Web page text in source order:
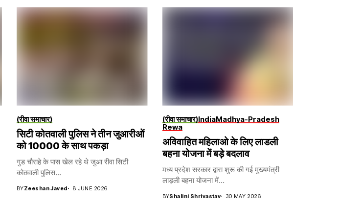
(रीवा समाचार)
सिटी कोतवाली पुलिस ने तीन जुआरीओं
को 10000 के साथ पकड़ा
गुड चौराहे के पास खेल रहे थे जुआ रीवा सिटी
कोतवाली पुलिस...
BYZeeshan Javed 8 JUNE 2026
(रीवा समाचार)IndiaMadhya-Pradesh
Rewa
अविवाहित महिलाओ के लिए लाडली
बहना योजना में बड़े बदलाव
मध्य प्रदेश सरकार द्वारा शुरू की गई मुख्यमंत्री
लाड़ली बहना योजना में...
BYShalini Shrivastav 30 MAY 2026